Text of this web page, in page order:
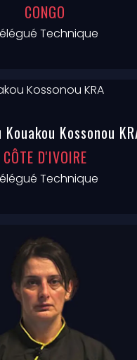
CONGO
Technique
Kouakou Kossonou
CÔTE D'IVOIRE
Technique